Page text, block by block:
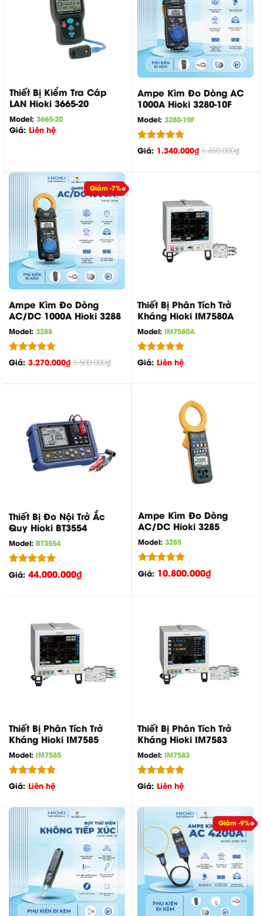
Thiết Bị Kiểm Tra Cáp
LAN Hioki 3665-20
Model: 3665-20
Giá: Liên hệ
Ampe Kìm Đo Dòng AC
1000A Hioki 3280-10F
Model: 3280-10F
Được xếp
Giá: 1.340.000₫ 1.450.000₫
Giảm -7%
Ampe Kìm Đo Dòng
AC/DC 1000A Hioki 3288
Model: 3288
Được xếp
Giá: 3.270.000₫ 3.500.000₫
Thiết Bị Phân Tích Trở
Kháng Hioki IM7580A
Model: IM7580A
Được xếp
Giá: Liên hệ
Thiết Bị Đo Nội Trở Ắc
Quy Hioki BT3554
Model: BT3554
Được xếp
hạng
5.00
Giá: 44.000.000₫
Ampe Kìm Đo Dòng
AC/DC Hioki 3285
Model: 3285
Được xếp
hạng
5.00
Giá: 10.800.000₫
Thiết Bị Phân Tích Trở
Kháng Hioki IM7585
Model: IM7585
Được xếp
Giá: Liên hệ
Thiết Bị Phân Tích Trở
Kháng Hioki IM7583
Model: IM7583
Được xếp
Giá: Liên hệ
Giảm -9%